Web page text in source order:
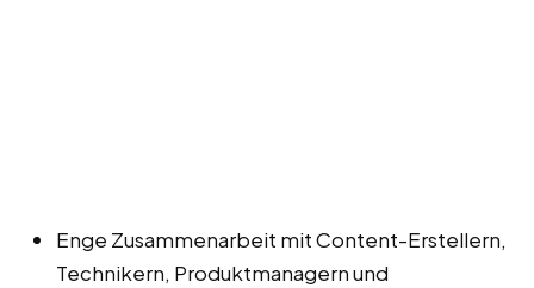
Enge Zusammenarbeit mit Content-Erstellern,
Technikern, Produktmanagern und